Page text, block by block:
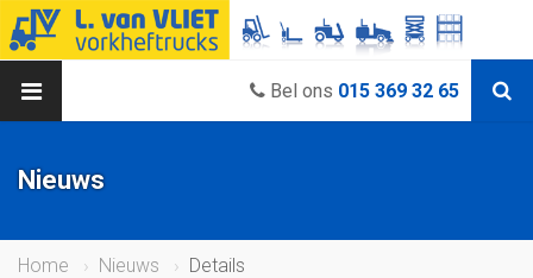
Bel ons 015 369 32 65
Nieuws
Home Nieuws Details